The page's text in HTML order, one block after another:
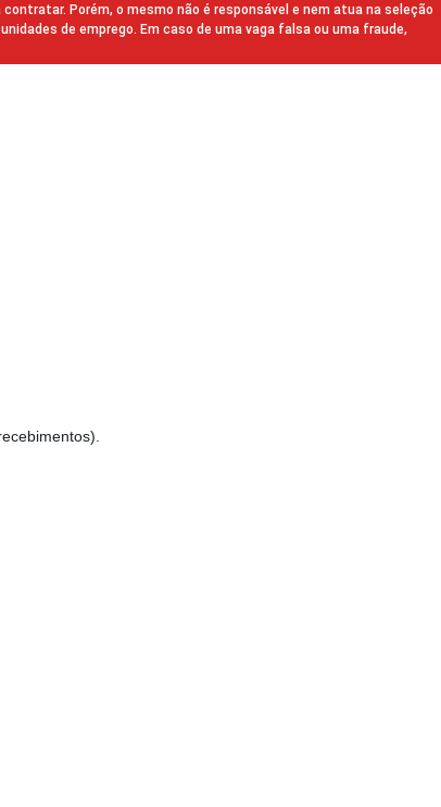
Porém, o mesmo não é responsável e nem atua na seleção
de emprego. Em caso de uma vaga falsa ou uma fraude,